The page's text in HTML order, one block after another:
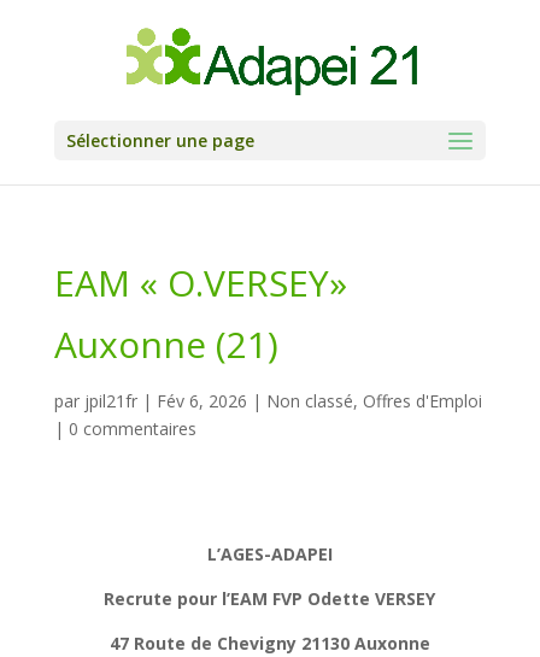
Sélectionner une page
EAM « O.VERSEY»
Auxonne (21)
par jpil21fr| Fév 6, 2026 | Non classé, Offres d'Emploi
| 0 commentaires
L’AGES-ADAPEI
Recrute pour l’EAM FVP Odette VERSEY
47 Route de Chevigny 21130 Auxonne